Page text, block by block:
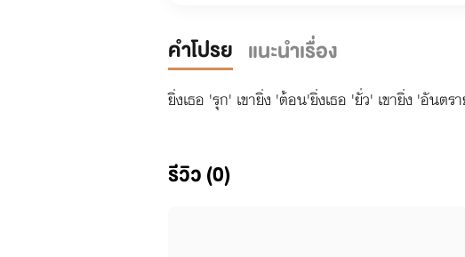
คำโปรย แนะนำเรื่อง
ยิ่งเธอ 'รุก' เขายิ่ง 'ต้อน'ยิ่งเธอ 'ยั่ว' เขายิ่ง 'อันตร
รีวิว (0)